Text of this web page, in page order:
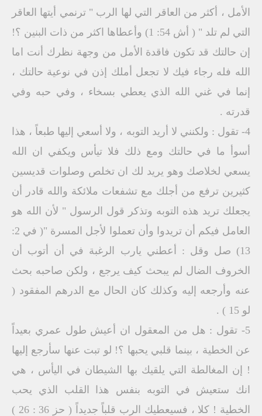
الأمل ، أكثر من العاقر التي لها الرب " ترنمي أيتها العاقر
التي لم تلد " ( أش 54: 1) وأعطاها اكثر من ذات البنين ؟!
إن حالتك قد تكون فاقدة الأمل من وجهة نظرك أنت اما
الله فله رجاء فيك لا تجعل أملك إذن في نوعية حالتك ،
إنما في غني الله الذي يعطي بسخاء ، وفي حبه وفي
قدرته .
4- تقول : ولكنني لا أريد التوبه ، ولا أسعي إليها طبعاً ، هذا
أسوأ ما في حالتك ومع ذلك فلا تيأس ويكفي ان الله
يسعي لخلاصك وهو يريد لك ان تخلص وصلوات قديسين
كثيرين ترفع من أجلك مع تشفعات ملائكة والله قادر أن
يجعلك تريد هذه التوبه وتذكر قول الرسول " لأن الله هو
العامل فيكم أن تريدوا وأن تعملوا لأجل المسرة "( في 2:
13) صل وقل : أعطني يارب الرغبة في أن أتوب أن
الخروف الضال لم يبحث كيف يرجع ، ولكن صاحبه بحث
عنه وأرجعه إليه وكذلك كان الحال مع الدرهم المفقود (
لو 15 ) .
5- تقول : هل من المعقول ان أعيش طول عمري بعيداً
عن الخطية ، بينما قلبي يحبها ؟! لو تبت عنها سأرجع إليها
! إن المغالطة التي يلقيك بها الشيطان في اليأس ، هي
انك ستعيش في التوبه بنفس هذا القلب الذي يحب
الخطية ! كلا ، فسيعطيك الرب قلباً جديداً ( حز 36 : 26 )